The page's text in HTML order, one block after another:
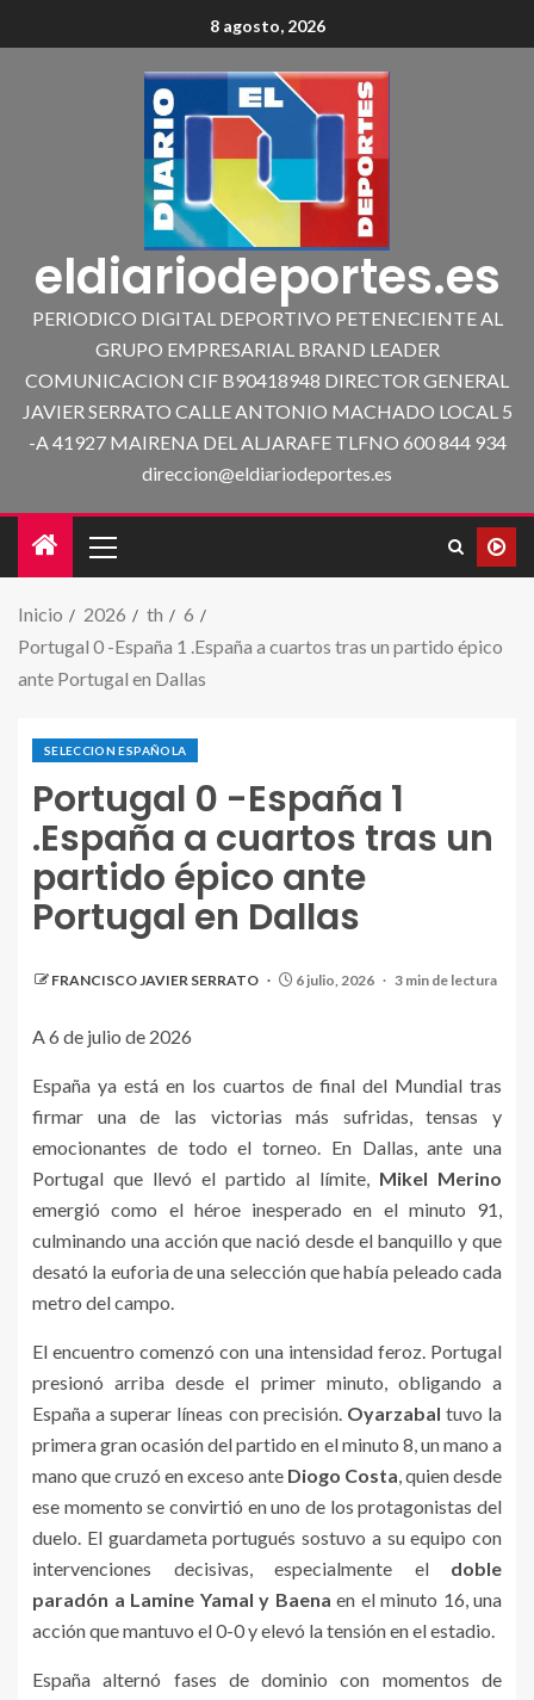
8 agosto, 2026
eldiariodeportes.es
PERIODICO DIGITAL DEPORTIVO PETENECIENTE AL
GRUPO EMPRESARIAL BRAND LEADER
COMUNICACION CIF B90418948 DIRECTOR GENERAL
JAVIER SERRATO CALLE ANTONIO MACHADO LOCAL 5
-A 41927 MAIRENA DEL ALJARAFE TLFNO 600 844 934
direccion@eldiariodeportes.es
Inicio 2026 th
6
Portugal 0 -España 1 .España a cuartos tras un partido épico
ante Portugal en Dallas
SELECCION ESPAÑOLA
Portugal 0 -España 1
.España a cuartos tras un
partido épico ante
Portugal en Dallas
FRANCISCO JAVIER SERRATO 6 julio, 2026 3 min de lectura
A 6 de julio de 2026
España ya está en los cuartos de final del Mundial tras
firmar una de las victorias más sufridas, tensas y
emocionantes de todo el torneo. En Dallas, ante una
Portugal que llevó el partido al límite, Mikel Merino
emergió como el héroe inesperado en el minuto 91,
culminando una acción que nació desde el banquillo y que
desató la euforia de una selección que había peleado cada
metro del campo.
El encuentro comenzó con una intensidad feroz. Portugal
presionó arriba desde el primer minuto, obligando a
España a superar líneas con precisión. Oyarzabal tuvo la
primera gran ocasión del partido en el minuto 8, un mano a
mano que cruzó en exceso ante Diogo Costa, quien desde
ese momento se convirtió en uno de los protagonistas del
duelo. El guardameta portugués sostuvo a su equipo con
intervenciones decisivas, especialmente el doble
paradón a Lamine Yamal y Baena en el minuto 16, una
acción que mantuvo el 0-0 y elevó la tensión en el estadio.
España alternó fases de dominio con momentos de